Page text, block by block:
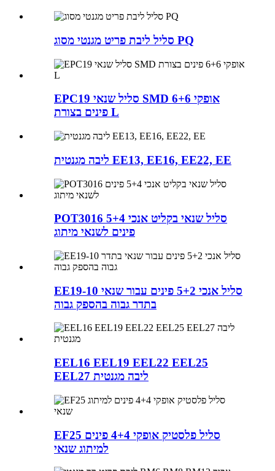
סליל ליבת פריט מגנטי מסוג PQ
EPC19 סליל שנאי SMD אופקי 6+6
פינים בצורת L
ליבה מגנטית EE13, EE16, EE22, EE
POT3016 סליל שנאי בקליט אנכי 5+4
פינים לשנאי מיתוג
EE19-10 סליל אנכי 5+2 פינים עבור שנאי
בתדר גבוה בהספק גבוה
EEL16 EEL19 EEL22 EEL25
EEL27 ליבה מגנטית
EF25 סליל פלסטיק אופקי 4+4 פינים
למיתוג שנאי